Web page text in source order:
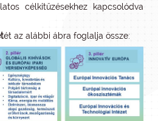
célkitűzésekhez kapcsolódva
ét az alábbi ábra foglalja össze: